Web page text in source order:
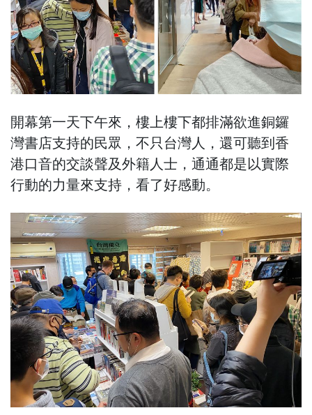
開幕第一天下午來，樓上樓下都排滿欲進銅鑼
灣書店支持的民眾，不只台灣人，還可聽到香
港口音的交談聲及外籍人士，通通都是以實際
行動的力量來支持，看了好感動。